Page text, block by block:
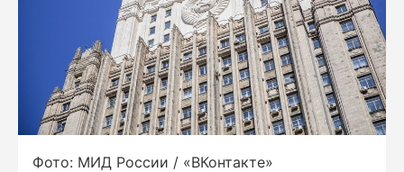
Фото: МИД России / «ВКонтакте»